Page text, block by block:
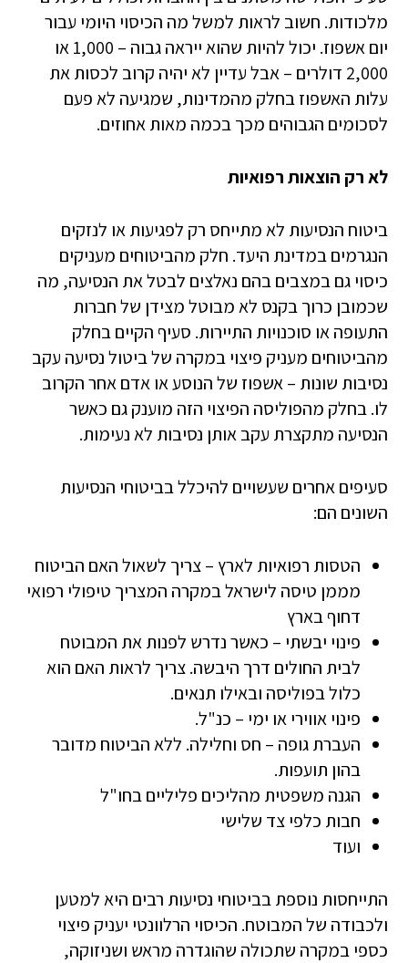
מלכודות. חשוב לראות למשל מה הכיסוי היומי עבור
יום אשפוז. יכול להיות שהוא ייראה גבוה – 1,000 או
2,000 דולרים – אבל עדיין לא יהיה קרוב לכסות את
עלות האשפוז בחלק מהמדינות, שמגיעה לא פעם
לסכומים הגבוהים מכך בכמה מאות אחוזים.
לא רק הוצאות רפואיות
ביטוח הנסיעות לא מתייחס רק לפגיעות או לנזקים
הנגרמים במדינת היעד. חלק מהביטוחים מעניקים
כיסוי גם במצבים בהם נאלצים לבטל את הנסיעה, מה
שכמובן כרוך בקנס לא מבוטל מצידן של חברות
התעופה או סוכנויות התיירות. סעיף הקיים בחלק
מהביטוחים מעניק פיצוי במקרה של ביטול נסיעה עקב
נסיבות שונות – אשפוז של הנוסע או אדם אחר הקרוב
לו. בחלק מהפוליסה הפיצוי הזה מוענק גם כאשר
הנסיעה מתקצרת עקב אותן נסיבות לא נעימות.
סעיפים אחרים שעשויים להיכלל בביטוחי הנסיעות
השונים הם:
הטסות רפואיות לארץ – צריך לשאול האם הביטוח
מממן טיסה לישראל במקרה המצריך טיפולי רפואי
דחוף בארץ
פינוי יבשתי – כאשר נדרש לפנות את המבוטח
לבית החולים דרך היבשה. צריך לראות האם הוא
כלול בפוליסה ובאילו תנאים.
פינוי אווירי או ימי – כנ"ל.
העברת גופה – חס וחלילה. ללא הביטוח מדובר
בהון תועפות.
הגנה משפטית מהליכים פליליים בחו"ל
חבות כלפי צד שלישי
ועוד
התייחסות נוספת בביטוחי נסיעות רבים היא למטען
ולכבודה של המבוטח. הכיסוי הרלוונטי יעניק פיצוי
כספי במקרה שתכולה שהוגדרה מראש ושניזוקה,